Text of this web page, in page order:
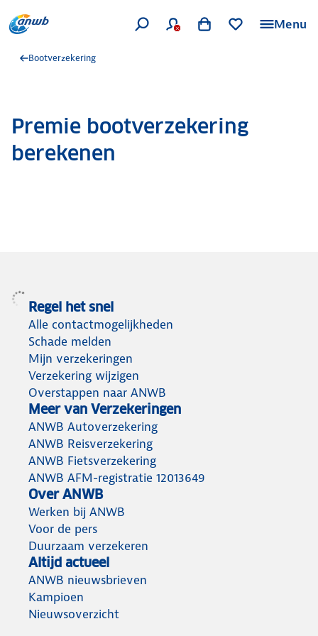
Menu
Bootverzekering
Premie bootverzekering
berekenen
Regel het snel
Alle contactmogelijkheden
Schade melden
Mijn verzekeringen
Verzekering wijzigen
Overstappen naar ANWB
Meer van Verzekeringen
ANWB Autoverzekering
ANWB Reisverzekering
ANWB Fietsverzekering
ANWB AFM-registratie 12013649
Over ANWB
Werken bij ANWB
Voor de pers
Duurzaam verzekeren
Altijd actueel
ANWB nieuwsbrieven
Kampioen
Nieuwsoverzicht